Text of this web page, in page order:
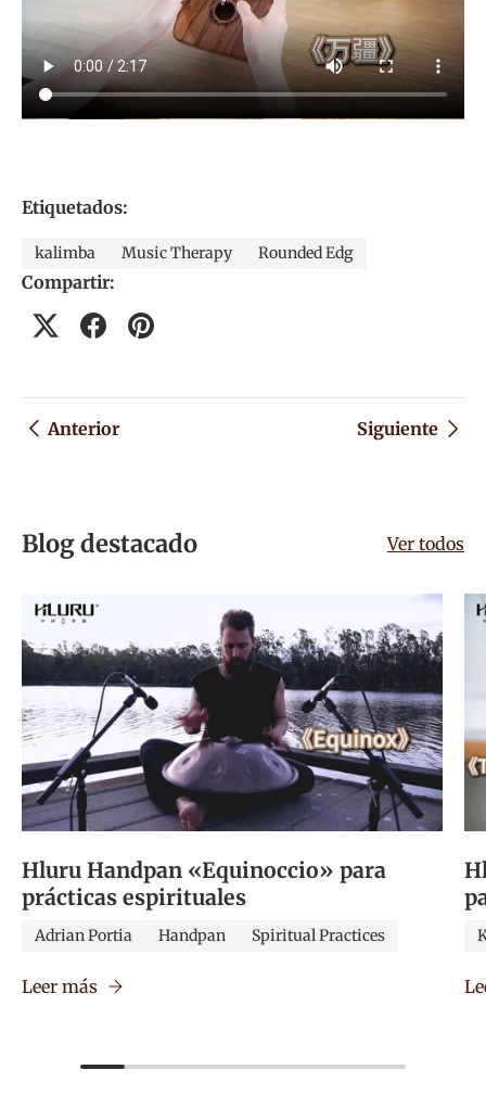
Etiquetados:
kalimba Music Therapy Rounded Edg
Compartir:
Anterior Siguiente
Blog destacado Ver todos
Hluru Handpan «Equinoccio» para
prácticas espirituales
Adrian Portia Handpan Spiritual Practices
Leer más